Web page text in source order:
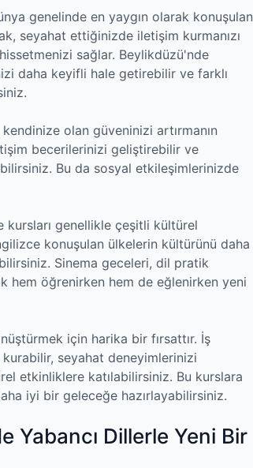
genelinde en yaygın olarak konuşulan
seyahat ettiğinizde iletişim kurmanızı
sağlar. Beylikdüzü'nde
daha keyifli hale getirebilir ve farklı
olan güveninizi artırmanın
becerilerinizi geliştirebilir ve
Bu da sosyal etkileşimlerinizde
kursları genellikle çeşitli kültürel
konuşulan ülkelerin kültürünü daha
Sinema geceleri, dil pratik
hem öğrenirken hem de eğlenirken yeni
için harika bir fırsattır. İş
kurabilir, seyahat deneyimlerinizi
etkinliklere katılabilirsiniz. Bu kurslara
iyi bir geleceğe hazırlayabilirsiniz.
Yabancı Dillerle Yeni Bir